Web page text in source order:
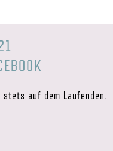
stets auf dem Laufenden.